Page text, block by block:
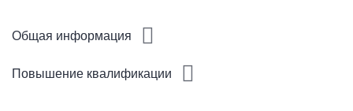
Общая информация
Повышение квалификации